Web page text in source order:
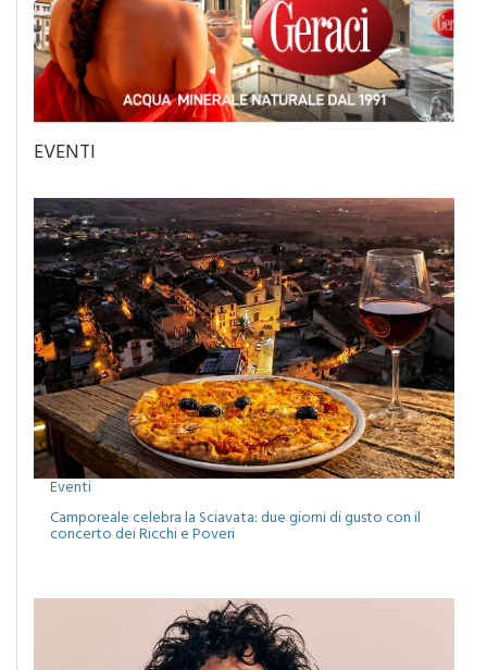
EVENTI
Eventi
Camporeale celebra la Sciavata: due giorni di gusto con il
concerto dei Ricchi e Poveri